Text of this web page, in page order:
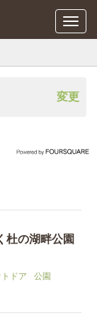
メ
ニ
変更
杜の湖畔公園
ドア
公園